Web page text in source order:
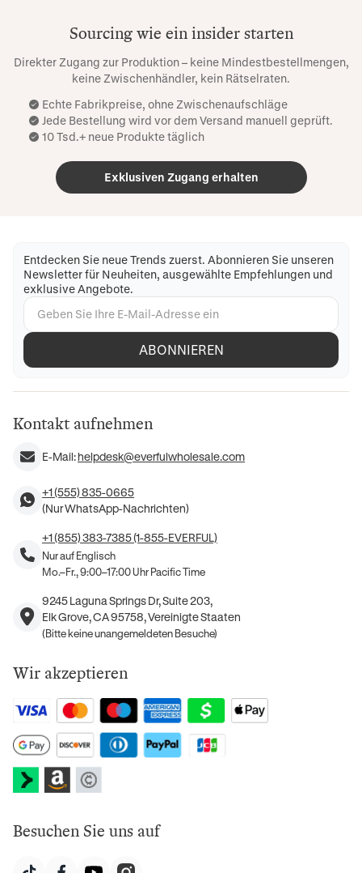
Sourcing wie ein insider starten
Direkter Zugang zur Produktion – keine Mindestbestellmengen,
keine Zwischenhändler, kein Rätselraten.
Echte Fabrikpreise, ohne Zwischenaufschläge
Jede Bestellung wird vor dem Versand manuell geprüft.
10 Tsd.+ neue Produkte täglich
Exklusiven Zugang erhalten
Entdecken Sie neue Trends zuerst. Abonnieren Sie unseren
Newsletter für Neuheiten, ausgewählte Empfehlungen und
exklusive Angebote.
ABONNIEREN
Kontakt aufnehmen
E-Mail:helpdesk@everfulwholesale.com
+1 (555) 835-0665
(Nur WhatsApp-Nachrichten)
+1 (855) 383-7385 (1-855-EVERFUL)
Nur auf Englisch
Mo.–Fr., 9:00–17:00 Uhr Pacific Time
9245 Laguna Springs Dr, Suite 203,
Elk Grove, CA 95758, Vereinigte Staaten
(Bitte keine unangemeldeten Besuche)
Wir akzeptieren
Besuchen Sie uns auf